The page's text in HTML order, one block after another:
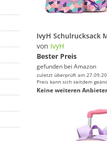
von IvyH
Bester Preis
gefunden bei Amazon
zuletzt überprüft am
Preis kann sich seitdem
Keine weiteren Anbieter